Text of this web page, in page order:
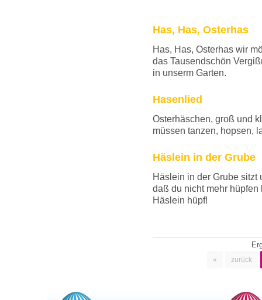
Has, Has, Osterhas
Has, Has, Osterhas wir
das Tausendschön
in unserm Garten.
Hasenlied
Osterhäschen, groß und
müssen tanzen, hopsen,
Häslein in der Grube
Häslein in der Grube sitzt
daß du nicht mehr
Häslein hüpf!
« zurück